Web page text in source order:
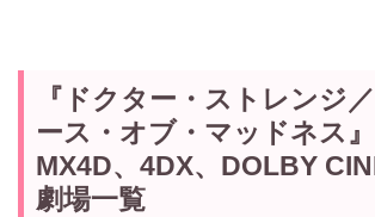
『ドクター・ストレンジ
ース・オブ・マッドネス』
MX4D、4DX、DOLBY
劇場一覧